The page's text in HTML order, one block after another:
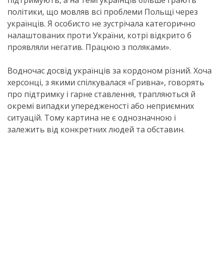
політики, що мовляв всі проблеми Польщі через
українців. Я особисто не зустрічала категорично
налаштованих проти України, котрі відкрито б
проявляли негатив. Працюю з поляками».
Водночас досвід українців за кордоном різний. Хоча
херсонці, з якими спілкувалася «Гривна», говорять
про підтримку і гарне ставлення, трапляються й
окремі випадки упередженості або неприємних
ситуацій. Тому картина не є однозначною і
залежить від конкретних людей та обставин.